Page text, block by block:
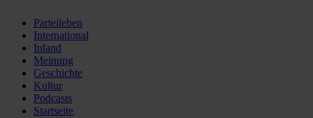
Parteileben
International
Inland
Meinung
Geschichte
Kultur
Podcasts
Startseite